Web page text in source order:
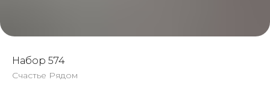
Набор 574
Счастье Рядом